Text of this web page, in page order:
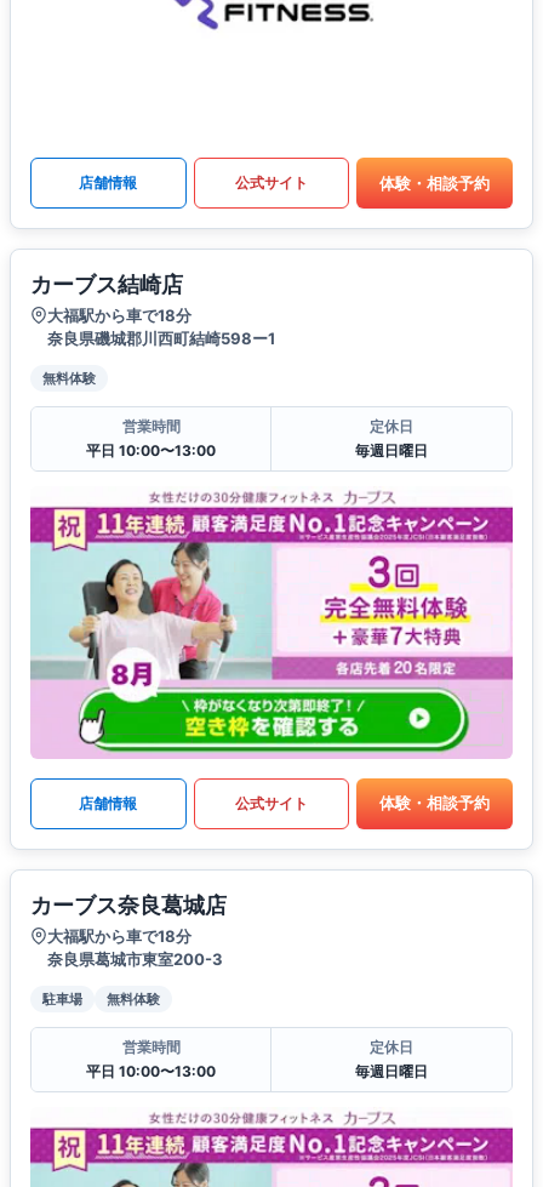
店舗情報 公式サイト 体験・相談予約
カーブス結崎店
大福駅から車で18分
奈良県磯城郡川西町結崎598ー1
無料体験
営業時間
平日 10:00〜13:00
定休日
毎週日曜日
店舗情報 公式サイト 体験・相談予約
カーブス奈良葛城店
大福駅から車で18分
奈良県葛城市東室200-3
駐車場 無料体験
営業時間
平日 10:00〜13:00
定休日
毎週日曜日